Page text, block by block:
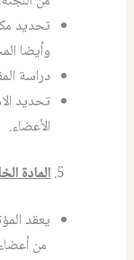
تحديد
وأيضا
دراسة
تحديد
الأعضاء.
المادة
يعقد
من